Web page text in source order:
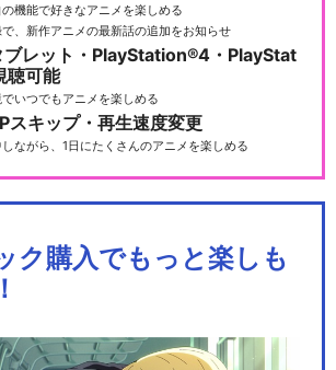
機能で好きなアニメを楽しめる
で、新作アニメの最新話の追加をお知らせ
ブレット・PlayStation®4・PlayStat
聴可能
いつでもアニメを楽しめる
スキップ・再生速度変更
ながら、1日にたくさんのアニメを楽しめる
ク購入でもっと楽しも